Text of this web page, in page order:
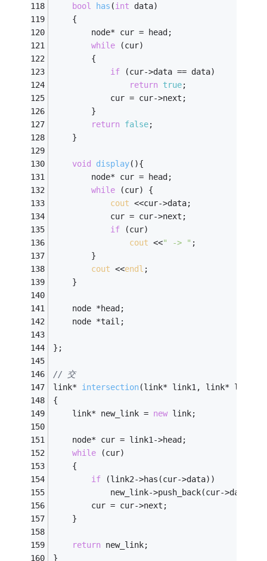
bool has (int data)
    {
        node* cur = head;
while (cur)
        {
if (cur->data == data)
return true;
            cur = cur->next;
        }
return false;
    }
void display(){
        node* cur = head;
while (cur) {
cout <<cur->data;
            cur = cur->next;
if (cur)
cout <<" -> " ;
        }
cout <<endl ;
    }
    node *head;
    node *tail;
};
// 交
link* intersection(link* link1, link* link2)
{
    link* new_link =
new link;
    node* cur = link1->head;
while (cur)
    {
if (link2->has(cur->data))
            new_link->push_back(cur->data);
        cur = cur->next;
    }
return new_link;
}